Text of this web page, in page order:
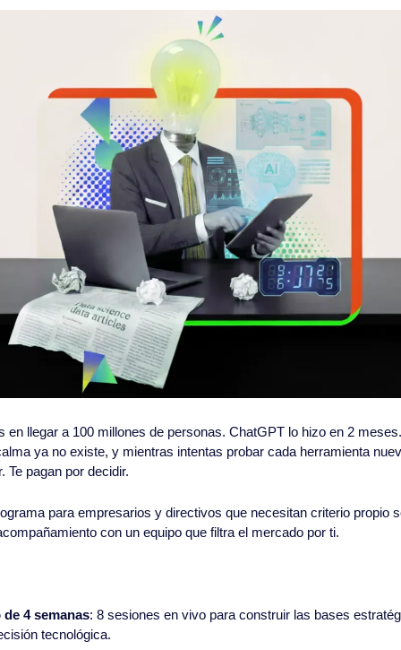
en llegar a 100 millones de personas. ChatGPT lo hizo en 2
ya no existe, y mientras intentas probar cada herramienta
Te pagan por decidir.
para empresarios y directivos que necesitan criterio propio
con un equipo que filtra el mercado por ti.
4 semanas: 8 sesiones en vivo para construir las bases
tecnológica.